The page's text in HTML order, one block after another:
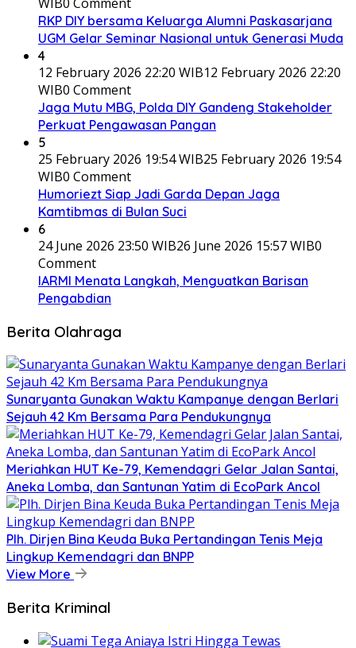
RKP DIY bersama Keluarga Alumni Paskasarjana
UGM Gelar Seminar Nasional untuk Generasi Muda
4
12 February 2026 22:20 WIB12 February 2026 22:20
WIB0 Comment
Jaga Mutu MBG, Polda DIY Gandeng Stakeholder
Perkuat Pengawasan Pangan
5
25 February 2026 19:54 WIB25 February 2026 19:54
WIB0 Comment
Humoriezt Siap Jadi Garda Depan Jaga
Kamtibmas di Bulan Suci
6
24 June 2026 23:50 WIB26 June 2026 15:57 WIB0
Comment
IARMI Menata Langkah, Menguatkan Barisan
Pengabdian
Berita Olahraga
Sunaryanta Gunakan Waktu Kampanye dengan Berlari
Sejauh 42 Km Bersama Para Pendukungnya
Meriahkan HUT Ke-79, Kemendagri Gelar Jalan Santai,
Aneka Lomba, dan Santunan Yatim di EcoPark Ancol
Plh. Dirjen Bina Keuda Buka Pertandingan Tenis Meja
Lingkup Kemendagri dan BNPP
View More
Berita Kriminal